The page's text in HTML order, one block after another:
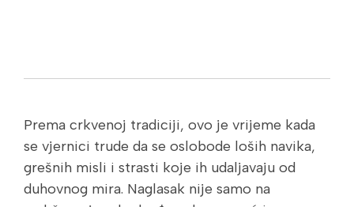
Prema crkvenoj tradiciji, ovo je vrijeme kada
se vjernici trude da se oslobode loših navika,
grešnih misli i strasti koje ih udaljavaju od
duhovnog mira. Naglasak nije samo na